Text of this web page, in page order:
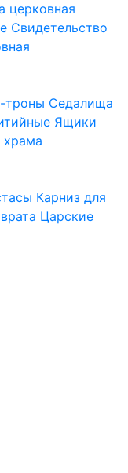
церковная
Свидетельство
троны Седалища
Ящики
храма
Карниз для
Царские